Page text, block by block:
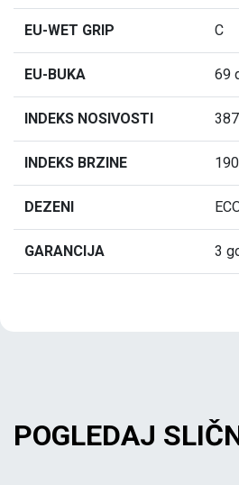
EU-WET GRIP C
EU-BUKA 69
INDEKS NOSIVOSTI
INDEKS BRZINE
DEZENI
GARANCIJA 3
POGLEDAJ